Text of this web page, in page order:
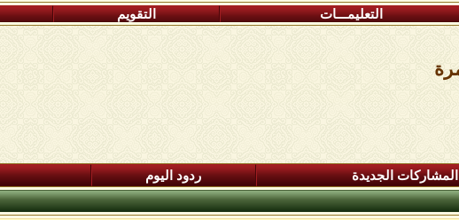
التعليمـــات التقويم
المشاركات الجديدة ردود اليوم